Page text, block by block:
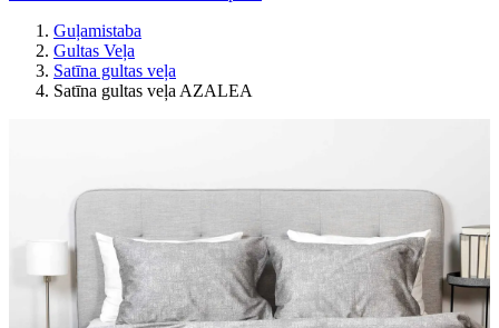
Guļamistaba
Gultas Veļa
Satīna gultas veļa
Satīna gultas veļa AZALEA